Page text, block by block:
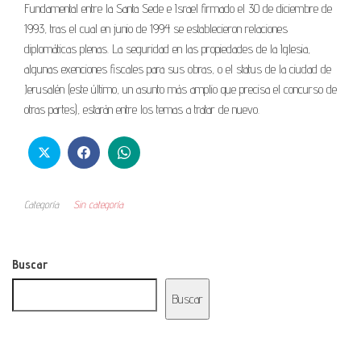
Fundamental entre la Santa Sede e Israel firmado el 30 de diciembre de
1993, tras el cual en junio de 1994 se establecieron relaciones
diplomáticas plenas. La seguridad en las propiedades de la Iglesia,
algunas exenciones fiscales para sus obras, o el status de la ciudad de
Jerusalén (este último, un asunto más amplio que precisa el concurso de
otras partes), estarán entre los temas a tratar de nuevo.
Categoría Sin categoría
Buscar
Buscar